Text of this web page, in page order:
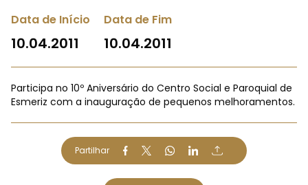
Data de Início
10.04.2011
Data de Fim
10.04.2011
Participa no 10º Aniversário do Centro Social e Paroquial de
Esmeriz com a inauguração de pequenos melhoramentos.
Partilhar